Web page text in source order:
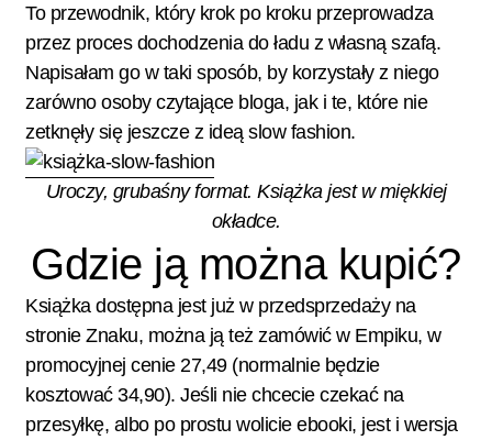
To przewodnik, który krok po kroku przeprowadza
przez proces dochodzenia do ładu z własną szafą.
Napisałam go w taki sposób, by korzystały z niego
zarówno osoby czytające bloga, jak i te, które nie
zetknęły się jeszcze z ideą slow fashion.
Uroczy, grubaśny format. Książka jest w miękkiej
okładce.
Gdzie ją można kupić?
Książka dostępna jest już w przedsprzedaży na
stronie Znaku, można ją też zamówić w Empiku, w
promocyjnej cenie27,49 (normalnie będzie
kosztować 34,90). Jeśli nie chcecie czekać na
przesyłkę, albo po prostu wolicie ebooki, jest i wersja